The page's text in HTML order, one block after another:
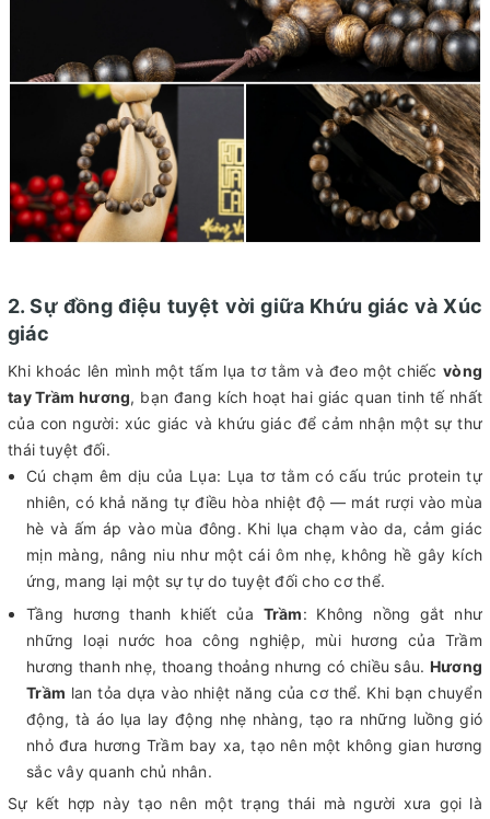
2. Sự đồng điệu tuyệt vời giữa Khứu giác và Xúc
giác
Khi khoác lên mình một tấm lụa tơ tằm và đeo một chiếc vòng
tay Trầm hương, bạn đang kích hoạt hai giác quan tinh tế nhất
của con người: xúc giác và khứu giác để cảm nhận một sự thư
thái tuyệt đối.
Cú chạm êm dịu của Lụa: Lụa tơ tằm có cấu trúc protein tự
nhiên, có khả năng tự điều hòa nhiệt độ — mát rượi vào mùa
hè và ấm áp vào mùa đông. Khi lụa chạm vào da, cảm giác
mịn màng, nâng niu như một cái ôm nhẹ, không hề gây kích
ứng, mang lại một sự tự do tuyệt đối cho cơ thể.
Tầng hương thanh khiết của Trầm: Không nồng gắt như
những loại nước hoa công nghiệp, mùi hương của Trầm
hương thanh nhẹ, thoang thoảng nhưng có chiều sâu. Hương
Trầm lan tỏa dựa vào nhiệt năng của cơ thể. Khi bạn chuyển
động, tà áo lụa lay động nhẹ nhàng, tạo ra những luồng gió
nhỏ đưa hương Trầm bay xa, tạo nên một không gian hương
sắc vây quanh chủ nhân.
Sự kết hợp này tạo nên một trạng thái mà người xưa gọi là